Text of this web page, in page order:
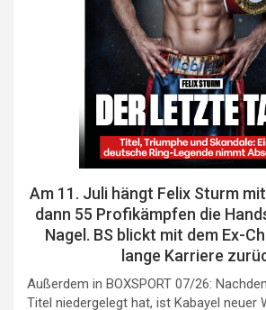
Am 11. Juli hängt Felix Sturm
dann 55 Profikämpfen die
Nagel. BS blickt mit dem Ex-
lange Karriere
Außerdem in BOXSPORT 07/26:
Titel niedergelegt hat, ist Kabayel neuer